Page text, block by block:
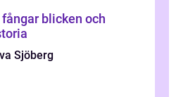
blicken och
Sjöberg